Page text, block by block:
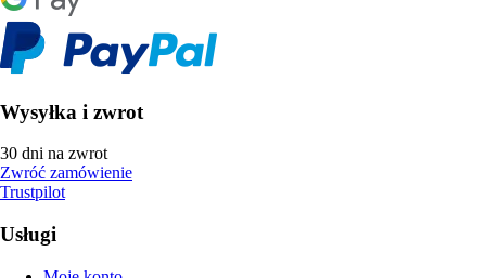
Wysyłka i zwrot
30 dni na zwrot
Zwróć zamówienie
Trustpilot
Usługi